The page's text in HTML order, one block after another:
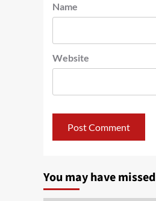
Name
Website
You may have missed